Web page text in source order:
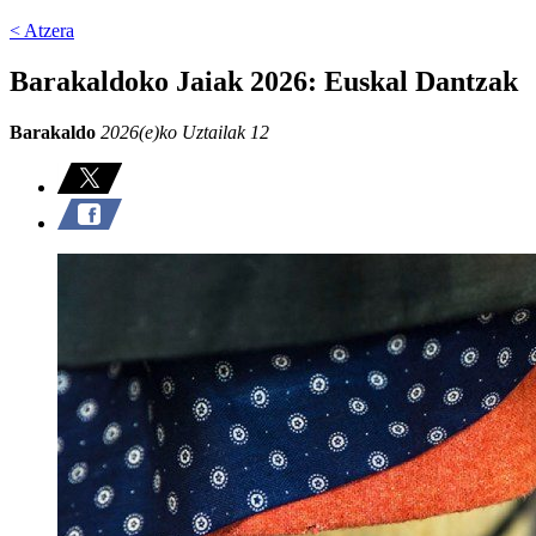
< Atzera
Barakaldoko Jaiak 2026: Euskal Dantzak
Barakaldo 2026(e)ko Uztailak 12